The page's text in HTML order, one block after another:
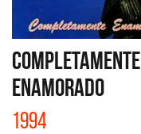
COMPLETAMENTE
ENAMORADO
1994